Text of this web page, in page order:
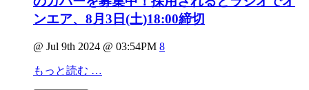
ンエア、8月3日(土)18:00締切
@ Jul 9th 2024 @ 03:54PM 8
もっと読む …